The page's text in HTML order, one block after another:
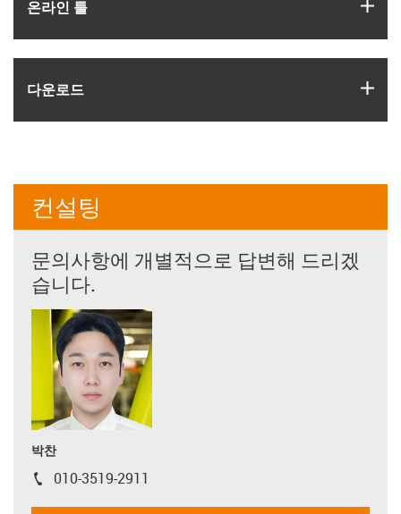
온라인 툴
다운로드
컨설팅
문의사항에 개별적으로 답변해 드리겠
습니다.
박찬
igus-icon-phone
010-3519-2911